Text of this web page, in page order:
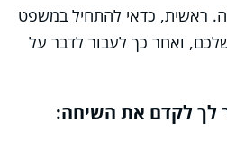
ראשית, כדאי להתחיל במשפט
ואחר כך לעבור לדבר על
לך לקדם את השיחה: